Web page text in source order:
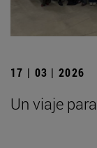
17 | 03 | 2026
Un viaje